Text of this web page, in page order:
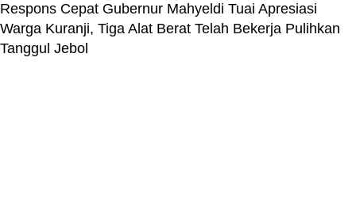
Respons Cepat Gubernur Mahyeldi Tuai Apresiasi
Warga Kuranji, Tiga Alat Berat Telah Bekerja Pulihkan
Tanggul Jebol